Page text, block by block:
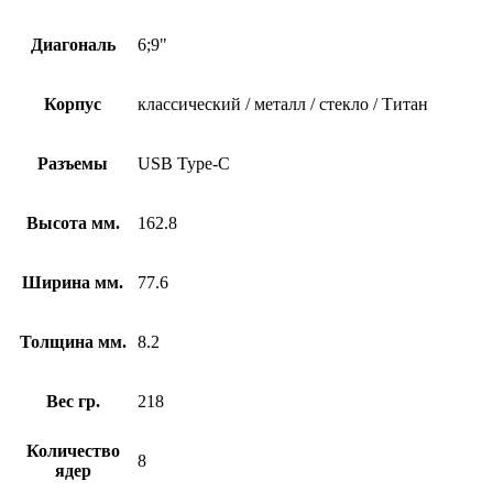
Диагональ 6;9"
Корпус классический / металл / стекло / Титан
Разъемы USB Type-C
Высота мм. 162.8
Ширина мм. 77.6
Толщина мм. 8.2
Вес гр. 218
Количество
ядер
8